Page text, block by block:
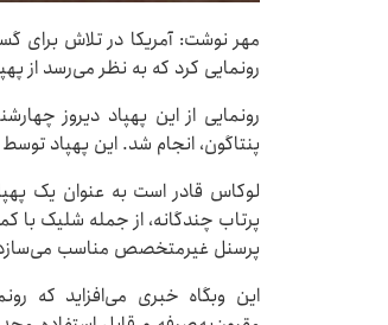
مهر نوشت: آمریکا در تلاش برای
رونمایی کرد که به نظر می‌رسد از
رونمایی از این پهپاد دیروز
پنتاگون، انجام شد. این پهپاد
لوکاس قادر است به عنوان یک
پرتاب چندگانه، از جمله شلیک با
پرسنل غیرمتخصص مناسب